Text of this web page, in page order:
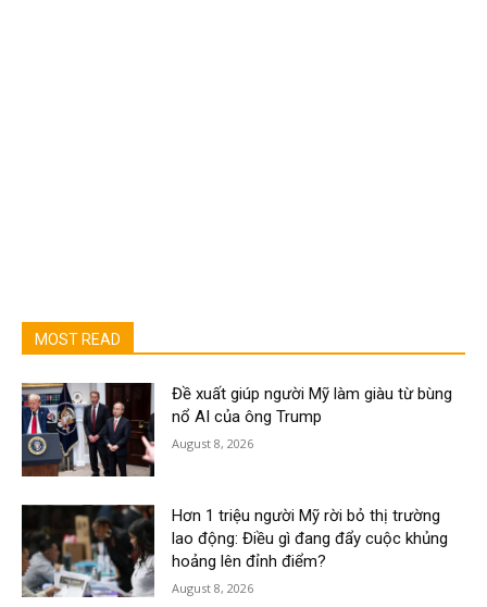
MOST READ
Đề xuất giúp người Mỹ làm giàu từ bùng
nổ AI của ông Trump
August 8, 2026
Hơn 1 triệu người Mỹ rời bỏ thị trường
lao động: Điều gì đang đẩy cuộc khủng
hoảng lên đỉnh điểm?
August 8, 2026